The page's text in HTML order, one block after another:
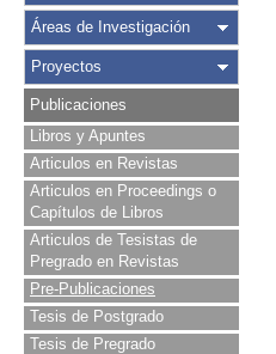
Áreas de Investigación
Proyectos
Publicaciones
Libros y Apuntes
Articulos en Revistas
Articulos en Proceedings o
Capítulos de Libros
Articulos de Tesistas de
Pregrado en Revistas
Pre-Publicaciones
Tesis de Postgrado
Tesis de Pregrado